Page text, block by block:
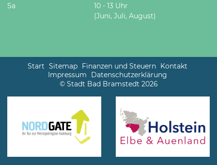
Sa
10 - 13 Uhr
(Juni, Juli, August)
Start Sitemap Finanzen und Steuern
Kontakt
Impressum
Datenschutzerklärung
© Stadt Bad Bramstedt 2026